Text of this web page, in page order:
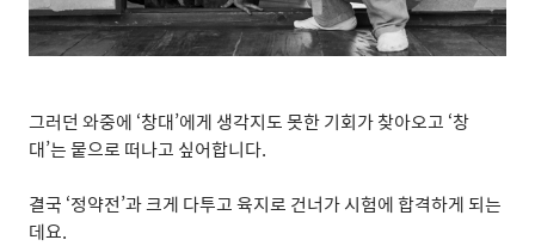
그러던 와중에 ‘창대’에게 생각지도 못한 기회가 찾아오고 ‘창
대’는 뭍으로 떠나고 싶어합니다.
결국 ‘정약전’과 크게 다투고 육지로 건너가 시험에 합격하게 되는
데요.